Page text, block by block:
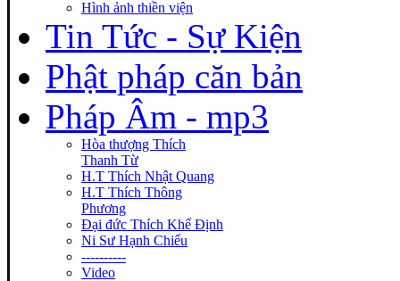
Hình ảnh thiền viện
Tin Tức - Sự Kiện
Phật pháp căn bản
Pháp Âm - mp3
Hòa thượng Thích
Thanh Từ
H.T Thích Nhật Quang
H.T Thích Thông
Phương
Đại đức Thích Khế Định
Ni Sư Hạnh Chiếu
----------
Video